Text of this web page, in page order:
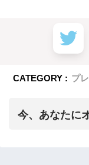
CATEGORY : プ
今、あなたに